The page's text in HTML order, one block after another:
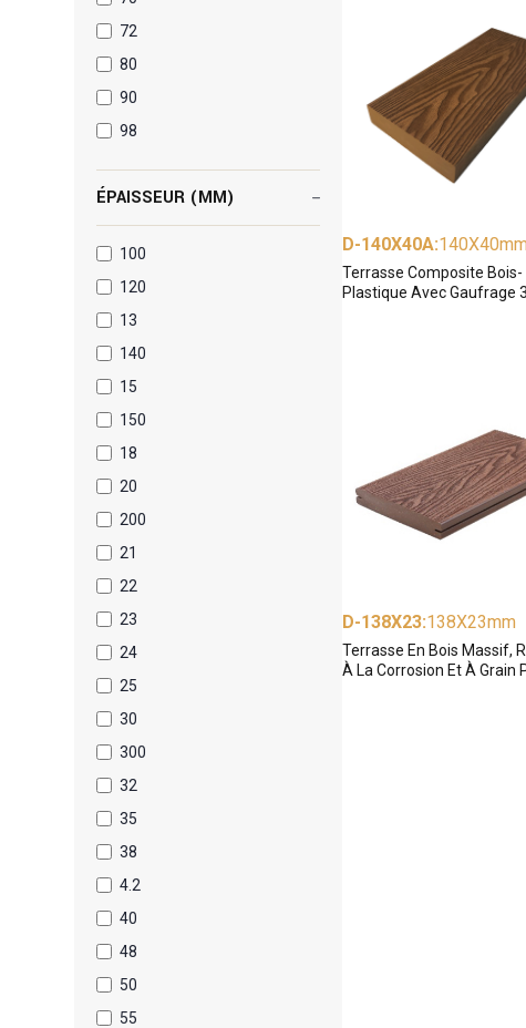
72
80
90
98
ÉPAISSEUR (MM)
100
120
13
140
15
150
18
20
200
21
22
23
24
25
30
300
32
35
38
4.2
40
48
50
55
D-140X40A:140X40mm
Terrasse Composite Bois-
Plastique Avec Gaufrage
D-138X23:138X23mm
Terrasse En Bois Massif,
À La Corrosion Et À Grain